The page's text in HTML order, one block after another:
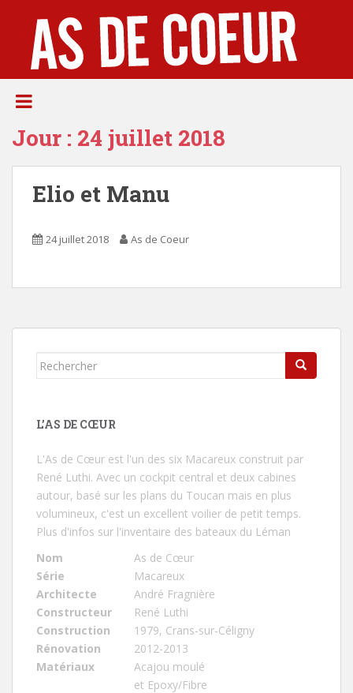
t
Jour : 24 juillet 2018
Elio et Manu
24 juillet 2018 As de Coeur
Rechercher...
L’AS DE CŒUR
L'As de Cœur est l'un des six Macareux construit par
René Luthi. Avec un cockpit central et deux cabines
autour, basé sur les plans du Toucan mais en plus
volumineux, c'est un excellent voilier de petit temps.
Plus d'infos sur l'inventaire des bateaux du Léman
Nom
As de Cœur
Série
Macareux
Architecte
André Fragnière
Constructeur
René Luthi
Construction
1979, Crans-sur-Céligny
Rénovation
2012-2013
Matériaux
Acajou moulé
et Epoxy/Fibre